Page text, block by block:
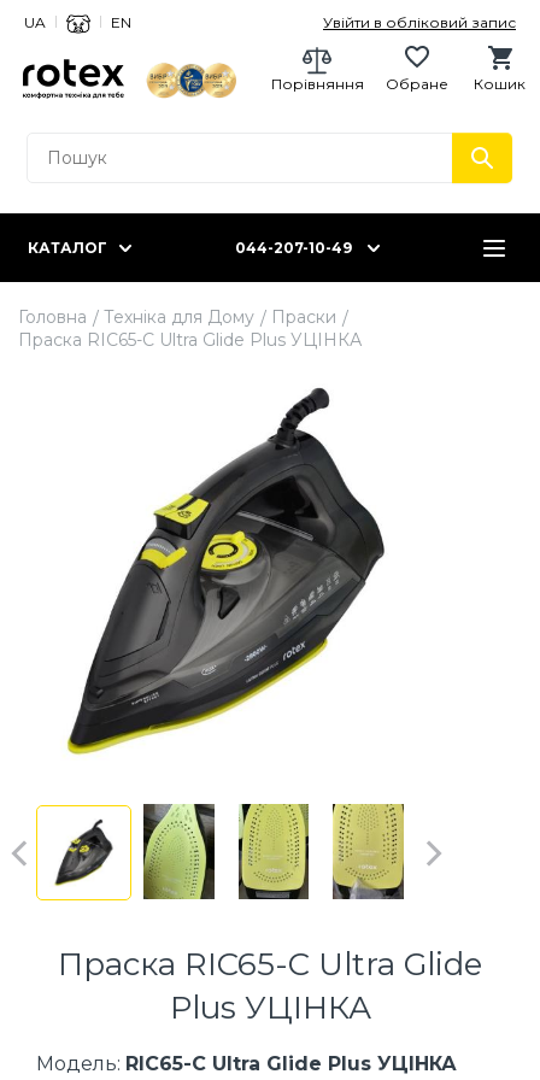
UA EN Увійти в обліковий запис
Кошик
Обране
Порівняння
КАТАЛОГ 044-207-10-49
Головна Техніка для Дому
Праски
Праска RIC65-C Ultra Glide Plus УЦІНКА
Праска RIC65-C Ultra Glide
Plus УЦІНКА
Модель: RIC65-C Ultra Glide Plus УЦІНКА